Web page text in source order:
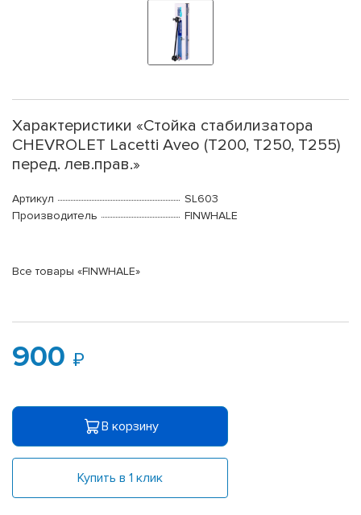
Характеристики «Стойка стабилизатора
CHEVROLET Lacetti Aveo (T200, T250, T255)
перед. лев.прав.»
Артикул
SL603
Производитель
FINWHALE
Все товары «FINWHALE»
900
В корзину
Купить в 1 клик